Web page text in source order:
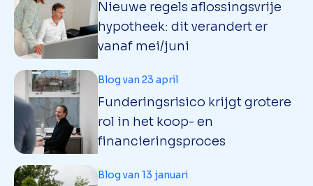
Nieuwe regels aflossingsvrije
hypotheek: dit verandert er
vanaf mei/juni
Funderingsrisico krijgt grotere
rol in het koop- en
financieringsproces
Blog van 23 april
Blog van 13 januari